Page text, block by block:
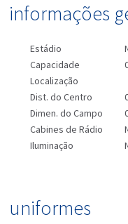
informações
Estádio
Capacidade
Localização
Dist. do Centro
Dimen. do Campo
Cabines de Rádio
Iluminação
uniformes